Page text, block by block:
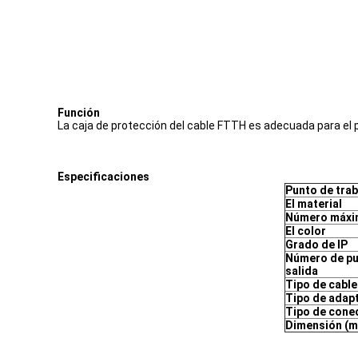
Función
La caja de protección del cable FTTH es adecuada para
Especificaciones
Punto de
El material
Número
El color
Grado de IP
Número de
salida
Tipo de
Tipo de
Tipo de
Dimensión